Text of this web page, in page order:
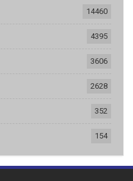
14460
4395
3606
2628
352
154